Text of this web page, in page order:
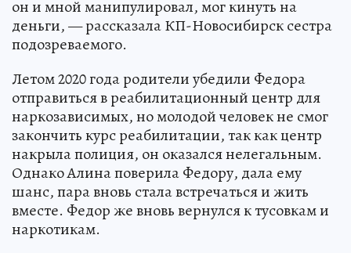
он и мной манипулировал, мог кинуть на
деньги, — рассказала КП-Новосибирск сестра
подозреваемого.
Летом 2020 года родители убедили Федора
отправиться в реабилитационный центр для
наркозависимых, но молодой человек не смог
закончить курс реабилитации, так как центр
накрыла полиция, он оказался нелегальным.
Однако Алина поверила Федору, дала ему
шанс, пара вновь стала встречаться и жить
вместе. Федор же вновь вернулся к тусовкам и
наркотикам.